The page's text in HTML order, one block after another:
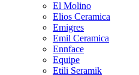
El Molino
Elios Ceramica
Emigres
Emil Ceramica
Ennface
Equipe
Etili Seramik